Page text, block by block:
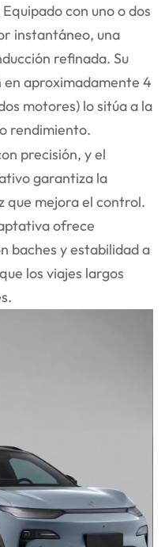
con uno o dos
instantáneo, una
refinada. Su
aproximadamente 4
motores) lo sitúa a la
rendimiento.
precisión, y el
garantiza la
que mejora el control.
ofrece
baches y estabilidad a
los viajes largos